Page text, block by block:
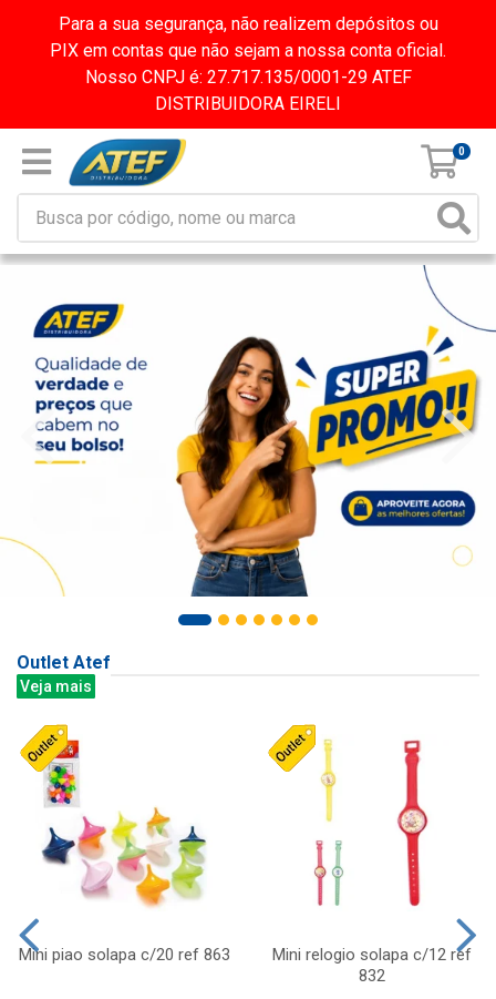
Para a sua segurança, não realizem depósitos ou
PIX em contas que não sejam a nossa conta oficial.
Nosso CNPJ é: 27.717.135/0001-29 ATEF
DISTRIBUIDORA EIRELI
0
Outlet Atef
Veja mais
Mini piao solapa c/20 ref 863
Mini relogio solapa c/12 ref
832